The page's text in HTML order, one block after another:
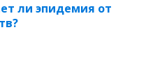
ли эпидемия от